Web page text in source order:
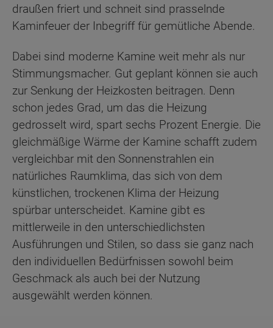
draußen friert und schneit sind prasselnde
Kaminfeuer der Inbegriff für gemütliche Abende.
Dabei sind moderne Kamine weit mehr als nur
Stimmungsmacher. Gut geplant können sie auch
zur Senkung der Heizkosten beitragen. Denn
schon jedes Grad, um das die Heizung
gedrosselt wird, spart sechs Prozent Energie. Die
gleichmäßige Wärme der Kamine schafft zudem
vergleichbar mit den Sonnenstrahlen ein
natürliches Raumklima, das sich von dem
künstlichen, trockenen Klima der Heizung
spürbar unterscheidet. Kamine gibt es
mittlerweile in den unterschiedlichsten
Ausführungen und Stilen, so dass sie ganz nach
den individuellen Bedürfnissen sowohl beim
Geschmack als auch bei der Nutzung
ausgewählt werden können.